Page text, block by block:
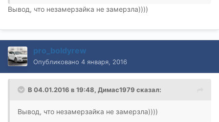
Вывод, что незамерзайка не замерзла))))
pro_boldyrew
Опубликовано 4 января, 2016
В 04.01.2016 в 19:48, Димас1979 сказал:
Вывод, что незамерзайка не замерзла))))